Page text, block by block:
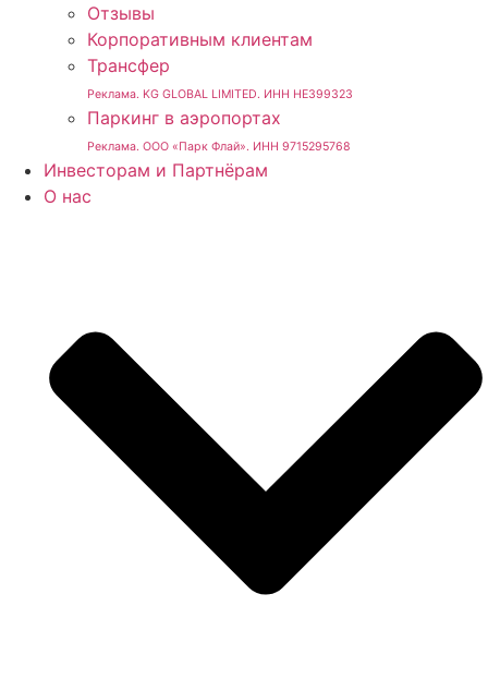
Отзывы
Корпоративным клиентам
Трансфер
Реклама. KG GLOBAL LIMITED. ИНН HE399323
Паркинг в аэропортах
Реклама. ООО «Парк Флай». ИНН 9715295768
Инвесторам и Партнёрам
О нас